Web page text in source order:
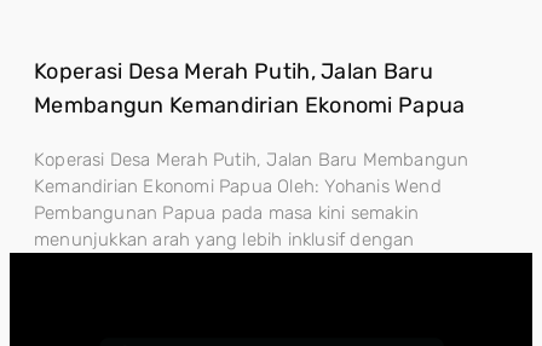
Koperasi Desa Merah Putih, Jalan Baru
Membangun Kemandirian Ekonomi Papua
Koperasi Desa Merah Putih, Jalan Baru Membangun
Kemandirian Ekonomi Papua Oleh: Yohanis Wend
Pembangunan Papua pada masa kini semakin
menunjukkan arah yang lebih inklusif dengan